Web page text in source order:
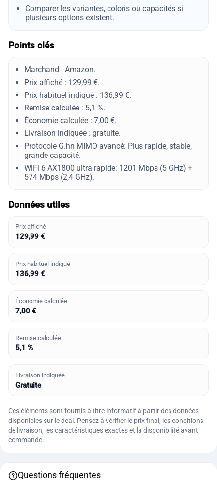
Comparer les variantes, coloris ou capacités si
plusieurs options existent.
Points clés
Marchand : Amazon.
Prix affiché : 129,99 €.
Prix habituel indiqué : 136,99 €.
Remise calculée : 5,1 %.
Économie calculée : 7,00 €.
Livraison indiquée : gratuite.
Protocole G.hn MIMO avancé: Plus rapide, stable,
grande capacité.
WiFi 6 AX1800 ultra rapide: 1201 Mbps (5 GHz) +
574 Mbps (2,4 GHz).
Données utiles
Prix affiché
129,99 €
Prix habituel indiqué
136,99 €
Économie calculée
7,00 €
Remise calculée
5,1 %
Livraison indiquée
Gratuite
Ces éléments sont fournis à titre informatif à partir des données
disponibles sur le deal. Pensez à vérifier le prix final, les conditions
de livraison, les caractéristiques exactes et la disponibilité avant
commande.
Questions fréquentes